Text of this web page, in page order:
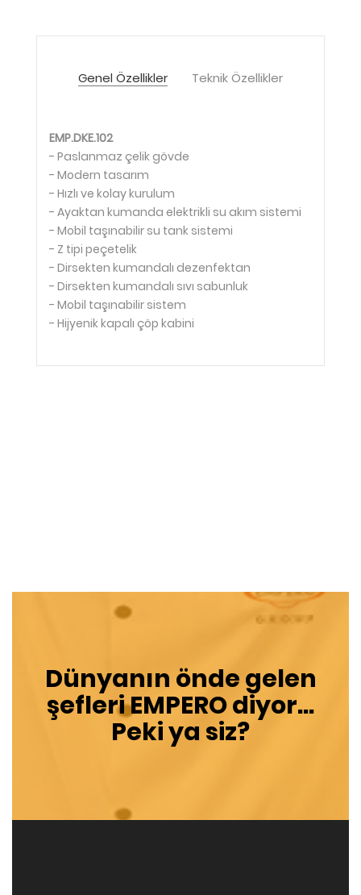
Genel Özellikler Teknik Özellikler
EMP.DKE.102
- Paslanmaz çelik gövde
- Modern tasarım
- Hızlı ve kolay kurulum
- Ayaktan kumanda elektrikli su akım sistemi
- Mobil taşınabilir su tank sistemi
- Z tipi peçetelik
- Dirsekten kumandalı dezenfektan
- Dirsekten kumandalı sıvı sabunluk
- Mobil taşınabilir sistem
- Hijyenik kapalı çöp kabini
Dünyanın önde gelen
şefleriEMPEROdiyor...
Peki ya siz?